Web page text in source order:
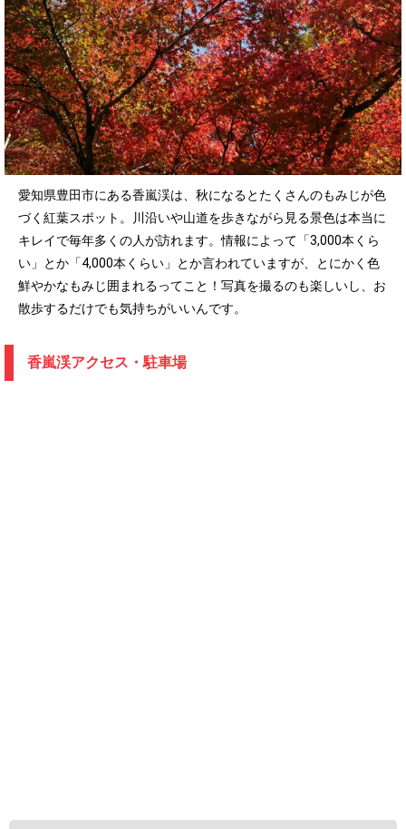
愛知県豊田市にある香嵐渓は、秋になるとたくさんのもみじが色
づく紅葉スポット。川沿いや山道を歩きながら見る景色は本当に
キレイで毎年多くの人が訪れます。情報によって「3,000本くら
い」とか「4,000本くらい」とか言われていますが、とにかく色
鮮やかなもみじ囲まれるってこと！写真を撮るのも楽しいし、お
散歩するだけでも気持ちがいいんです。
香嵐渓アクセス・駐車場